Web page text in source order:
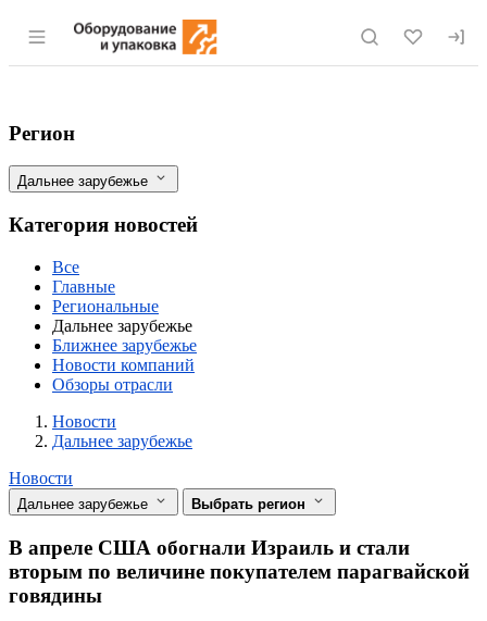
Раздел навигации по сайту eqinfo.ru
В апреле США обогнали Израиль и
Фильтры
Регион
Дальнее зарубежье
Категория новостей
Все
Главные
Региональные
Дальнее зарубежье
Ближнее зарубежье
Новости компаний
Обзоры отрасли
Новости
Разделы
Новости
Дальнее зарубежье
Новости
Дальнее зарубежье Выбрать регион
В апреле США обогнали Израиль и стали
вторым по величине покупателем парагвайской
говядины